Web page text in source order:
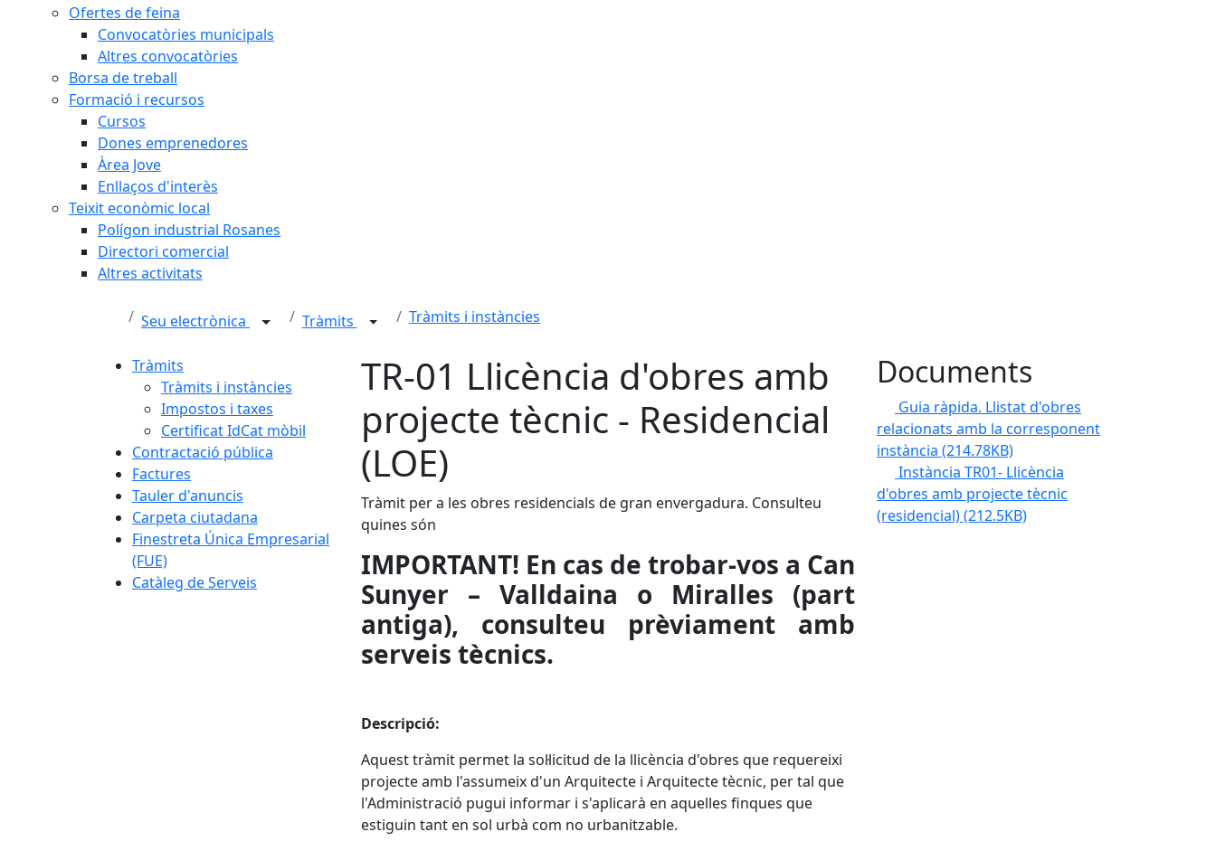
Ofertes de feina
Convocatòries municipals
Altres convocatòries
Borsa de treball
Formació i recursos
Cursos
Dones emprenedores
Àrea Jove
Enllaços d'interès
Teixit econòmic local
Polígon industrial Rosanes
Directori comercial
Altres activitats
Seu electrònica Tràmits Tràmits i instàncies
Tràmits
Tràmits i instàncies
Impostos i taxes
Certificat IdCat mòbil
Contractació pública
Factures
Tauler d'anuncis
Carpeta ciutadana
Finestreta Única Empresarial
(FUE)
Catàleg de Serveis
TR-01 Llicència d'obres amb
projecte tècnic - Residencial
(LOE)
Tràmit per a les obres residencials de gran envergadura. Consulteu
quines són
IMPORTANT! En cas de trobar-vos a Can
Sunyer – Valldaina o Miralles (part
antiga), consulteu prèviament amb
serveis tècnics.
Descripció:
Aquest tràmit permet la sol·licitud de la llicència d'obres que requereixi
projecte amb l'assumeix d'un Arquitecte i Arquitecte tècnic, per tal que
l'Administració pugui informar i s'aplicarà en aquelles finques que
estiguin tant en sol urbà com no urbanitzable.
Documents
Guia ràpida. Llistat d'obres
relacionats amb la corresponent
instància (214.78KB)
Instància TR01- Llicència
d'obres amb projecte tècnic
(residencial)(212.5KB)